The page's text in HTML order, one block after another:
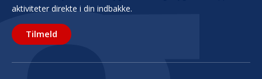
aktiviteter direkte i din indbakke.
Tilmeld